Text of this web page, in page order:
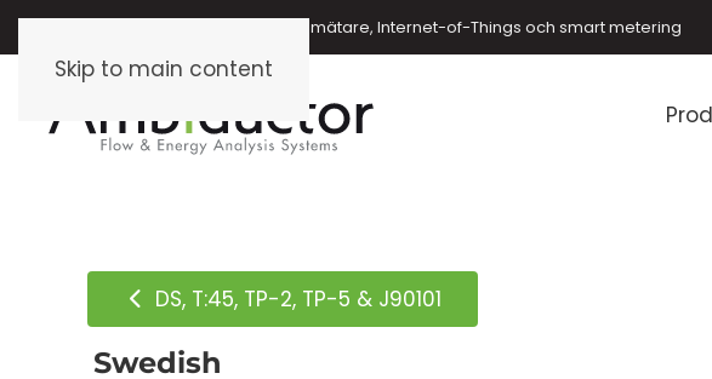
Skip to main content
Energimätare, vattenmätare, oljemätare, Internet-of-Things och smart metering
DS, T:45, TP-2, TP-5 & J90101
Swedish